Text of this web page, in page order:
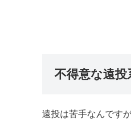
不得意な遠投
遠投は苦手なんです